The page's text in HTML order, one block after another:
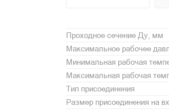
Проходное сечение Ду, мм
Максимальное рабочее
Минимальная рабочая
Максимальная рабочая
Тип присоединения
Размер присоединения на